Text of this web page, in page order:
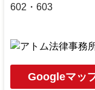
602・603
Googleマッ